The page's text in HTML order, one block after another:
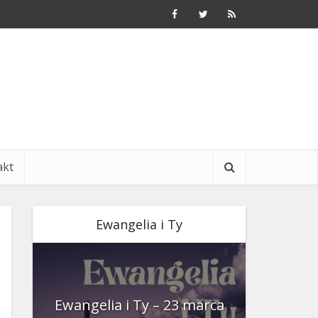
Ewangelia i Ty
Ewangelia i Ty – 23 marca